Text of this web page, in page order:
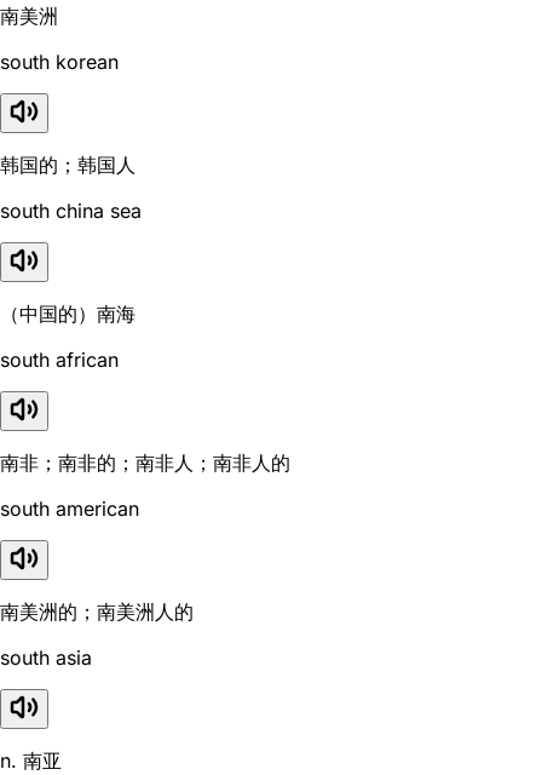
南美洲
south korean
韩国的；韩国人
south china sea
（中国的）南海
south african
南非；南非的；南非人；南非人的
south american
南美洲的；南美洲人的
south asia
n. 南亚